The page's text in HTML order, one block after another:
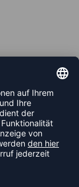
KEINE